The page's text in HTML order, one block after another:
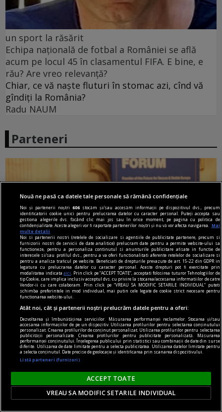
un sport la răsărit
Echipa națională de fotbal a României se află
acum pe locul 45 în clasamentul FIFA. E bine, e
rău? Are vreo relevanță?
Chiar, ce vă naște fluturi în stomac azi, cînd vă
gîndiți la România?
Radu NAUM
Parteneri
„Vinerea Mare” pentru economia României.
Avertismentul lui Adrian Negrescu înaintea
deciziei Moody’s
Consultantul economic Adrian Negrescu a
avertizat vineri că o eventuală retrogradare a
României de către Moody’s nu ar însemna
automat intrarea în categoria „junk”, însă ar face
decisivă evaluarea S&P din 2 octombrie pentru
menținerea ratingului investment grade.
Nouă ne pasă ca datele tale personale să rămână confidențiale
Noi și partenerii noștri606 stocăm și/sau accesăm informații pe dispozitivul dvs., precum
identificatorii cookie unici pentru prelucrarea datelor cu caracter personal. Puteți accepta sau
gestiona alegerile dvs. făcând clic mai jos sau în orice moment, pe pagina cu politica de
confidențialitate. Aceste alegeri vor fi raportate partenerilor noștri și nu vă vor afecta navigarea.
Mai
multe detalii
Noi si partenerii nostri (retelele de socializare si agentiile de publicitate partenere, precum si
furnizorii nostri de servicii de date analitice) prelucram date pentru a permite website-ului sa
functioneze, pentru a personaliza continutul si anunturile publicitare afisate in functie de
interesele si/sau profilul dvs., pentru a va oferi functionalitati aferente retelelor de socializare si
pentru a analiza traficul pe website. Beneficiati de drepturile prevazute de art. 15-22 din GDPR in
legatura cu prelucrarea datelor cu caracter personal. Aceste drepturi pot fi exercitate prin
modalitatea indicataaici
. Prin click pe “ACCEPT TOATE”, acceptati folosirea tuturor Tehnologiilor de
tip Cookie, care implica inclusiv acceptul dvs. cu privire la stocarea/accesarea informatiilor de catre
Vendor-ii cu care colaboram. Prin click pe “VREAU SA MODIFIC SETARILE INDIVIDUAL” puteti
schimba preferintele in mod individual, mai putin cele legate de cookie strict necesare pentru
functionarea website-ului.
Atât noi, cât și partenerii noștri prelucrăm datele pentru a oferi:
Dezvoltarea și îmbunătățirea serviciilor. Măsurarea performanței reclamelor. Stocarea și/sau
accesarea informațiilor de pe un dispozitiv. Utilizarea profilurilor pentru selectarea conținutului
personalizat. Crearea profilurilor de conținut personalizat. Utilizarea profilurilor pentru selectarea
publicității personalizate. Crearea profilurilor pentru publicitate personalizată. Măsurarea
performanței conținutului. Înțelegerea publicului prin statistici sau combinații de date din surse
diferite. Utilizarea de date limitate pentru a selecta publicitatea. Utilizarea datelor limitate pentru
a selecta conținutul. Date precise de geolocație și identificarea prin scanarea dispozitivului.
Listă parteneri (furnizori)
ACCEPT TOATE
VREAU SA MODIFIC SETARILE INDIVIDUAL